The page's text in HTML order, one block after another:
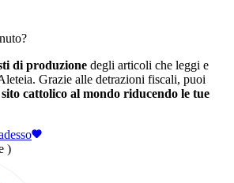
di produzione degli articoli che leggi e
Grazie alle detrazioni fiscali, puoi
cattolico al mondo riducendo le tue
)